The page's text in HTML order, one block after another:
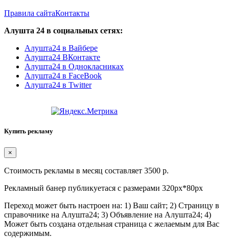
Правила сайтаКонтакты
Алушта 24 в социальных сетях:
Алушта24 в Вайбере
Алушта24 ВКонтакте
Алушта24 в Однокласниках
Алушта24 в FaceBook
Алушта24 в Twitter
Купить рекламу
×
Стоимость рекламы в месяц составляет 3500 р.
Рекламный банер публикуетася с размерами 320px*80px
Переход может быть настроен на: 1) Ваш сайт; 2) Страницу в
справочнике на Алушта24; 3) Объявление на Алушта24; 4)
Может быть создана отдельная страница с желаемым для Вас
содержимым.